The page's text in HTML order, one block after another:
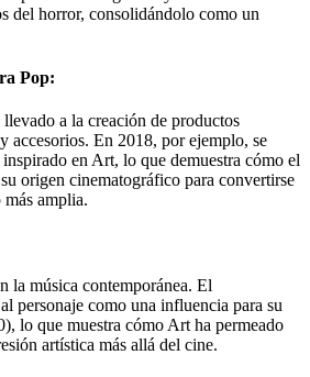
del horror, consolidándolo como un
Pop:
a la creación de productos
accesorios. En 2018, por ejemplo, se
en Art, lo que demuestra cómo el
origen cinematográfico para convertirse
amplia.
la música contemporánea. El
personaje como una influencia para su
lo que muestra cómo Art ha permeado
artística más allá del cine.